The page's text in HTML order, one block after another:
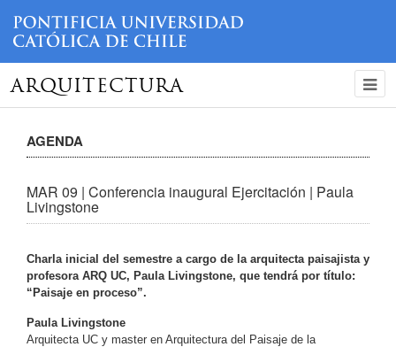
ARQUITECTURA
AGENDA
MAR 09 | Conferencia inaugural Ejercitación | Paula
Livingstone
Charla inicial del semestre a cargo de la arquitecta paisajista y
profesora ARQ UC, Paula Livingstone, que tendrá por título:
“Paisaje en proceso”.
Paula Livingstone
Arquitecta UC y master en Arquitectura del Paisaje de la